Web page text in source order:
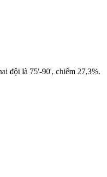
đội là 75'-90', chiếm 27,3%.